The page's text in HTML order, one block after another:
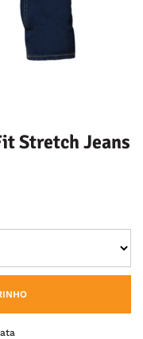
Stretch Jeans